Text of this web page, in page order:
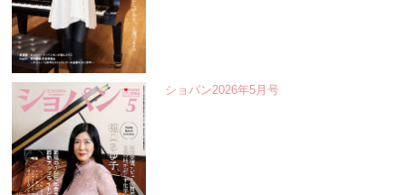
ショパン2026年5月号